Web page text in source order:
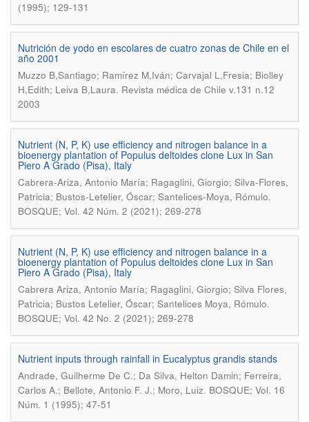
(1995); 129-131
Nutrición de yodo en escolares de cuatro zonas de Chile en el
año 2001
Muzzo B,Santiago; Ramírez M,Iván; Carvajal L,Fresia; Biolley
H,Edith; Leiva B,Laura. Revista médica de Chile v.131 n.12
2003
Nutrient (N, P, K) use efficiency and nitrogen balance in a
bioenergy plantation of Populus deltoides clone Lux in San
Piero A Grado (Pisa), Italy
Cabrera-Ariza, Antonio María; Ragaglini, Giorgio; Silva-Flores,
Patricia; Bustos-Letelier, Óscar; Santelices-Moya, Rómulo.
BOSQUE; Vol. 42 Núm. 2 (2021); 269-278
Nutrient (N, P, K) use efficiency and nitrogen balance in a
bioenergy plantation of Populus deltoides clone Lux in San
Piero A Grado (Pisa), Italy
Cabrera Ariza, Antonio María; Ragaglini, Giorgio; Silva Flores,
Patricia; Bustos Letelier, Óscar; Santelices Moya, Rómulo.
BOSQUE; Vol. 42 No. 2 (2021); 269-278
Nutrient inputs through rainfall in Eucalyptus grandis stands
Andrade, Guilherme De C.; Da Silva, Helton Damin; Ferreira,
Carlos A.; Bellote, Antonio F. J.; Moro, Luiz. BOSQUE; Vol. 16
Núm. 1 (1995); 47-51